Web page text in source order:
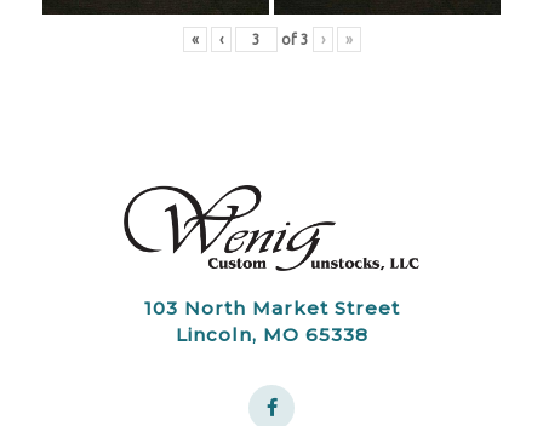
« ‹ of 3 › »
103 North Market Street
Lincoln, MO 65338